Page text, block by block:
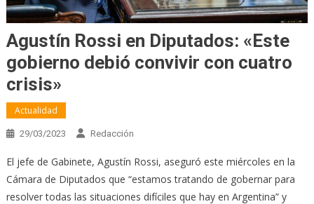
Agustín Rossi en Diputados: «Este
gobierno debió convivir con cuatro
crisis»
Actualidad
29/03/2023 Redacción
El jefe de Gabinete, Agustín Rossi, aseguró este miércoles en la
Cámara de Diputados que “estamos tratando de gobernar para
resolver todas las situaciones difíciles que hay en Argentina” y